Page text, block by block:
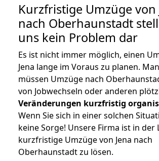
Kurzfristige Umzüge von
nach Oberhaunstadt
uns kein Problem dar
Es ist nicht immer möglich, einen
Jena lange im Voraus zu planen.
müssen Umzüge nach
von Jobwechseln oder anderen
Veränderungen kurzfristig
Wenn Sie sich in einer solchen
keine Sorge! Unsere Firma ist in der
kurzfristige Umzüge von Jena nach
Oberhaunstadt zu lösen.